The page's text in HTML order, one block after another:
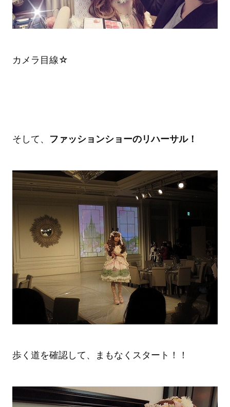
カメラ目線☆
そして、 ファッションショーのリハーサル！
歩く道を確認して、まもなくスタート！！